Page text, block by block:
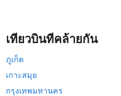
เที่ยวบินที่คล้ายกัน
ภูเก็ต
เกาะสมุย
กรุงเทพมหานคร